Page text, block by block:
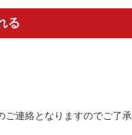
る
ご連絡となりますのでご了承